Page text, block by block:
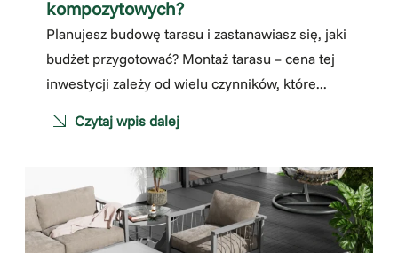
kompozytowych?
Planujesz budowę tarasu i zastanawiasz się, jaki
budżet przygotować? Montaż tarasu – cena tej
inwestycji zależy od wielu czynników, które...
Czytaj wpis dalej